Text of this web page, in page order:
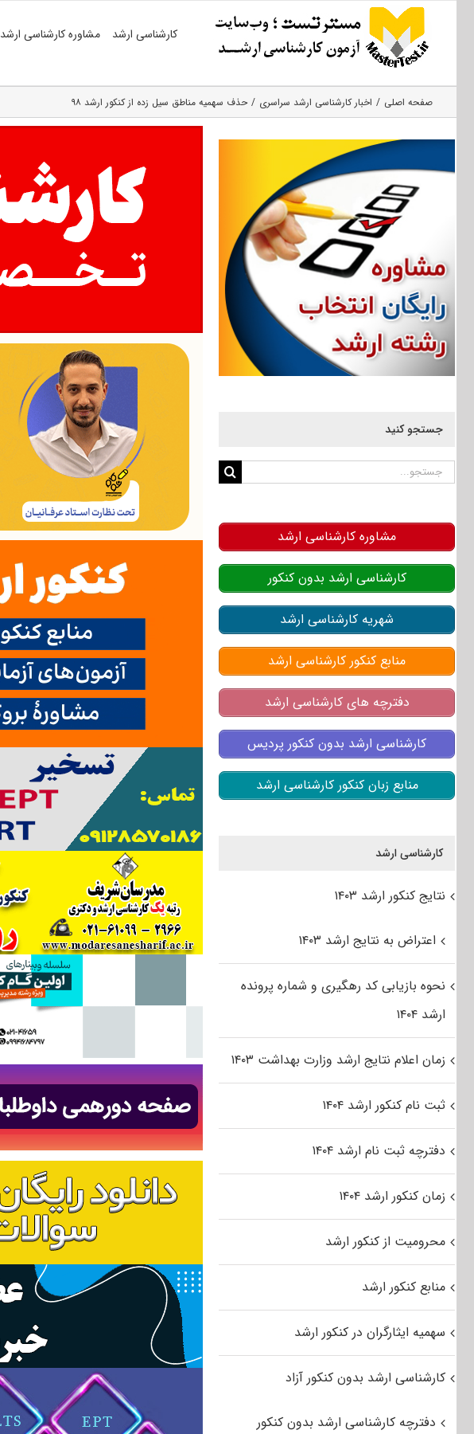
کارشناسی ارشد مشاوره کارشناسی ارشد
صفحه اصلی اخبار کارشناسی ارشد سراسری حذف سهمیه مناطق سیل زده از کنکور ارشد ۹۸
جستجو کنید
جستجو
مشاوره کارشناسی ارشد
کارشناسی ارشد بدون کنکور
شهریه کارشناسی ارشد
منابع کنکور کارشناسی ارشد
دفترچه های کارشناسی ارشد
کارشناسی ارشد بدون کنکور پردیس
منابع زبان کنکور کارشناسی ارشد
کارشناسی ارشد
نتایج کنکور ارشد ۱۴۰۳
اعتراض به نتایج ارشد ۱۴۰۳
نحوه بازیابی کد رهگیری و شماره پرونده
ارشد ۱۴۰۴
زمان اعلام نتایج ارشد وزارت بهداشت ۱۴۰۳
ثبت نام کنکور ارشد ۱۴۰۴
دفترچه ثبت نام ارشد ۱۴۰۴
زمان کنکور ارشد ۱۴۰۴
محرومیت از کنکور ارشد
منابع کنکور ارشد
سهمیه ایثارگران در کنکور ارشد
کارشناسی ارشد بدون کنکور آزاد
دفترچه کارشناسی ارشد بدون کنکور